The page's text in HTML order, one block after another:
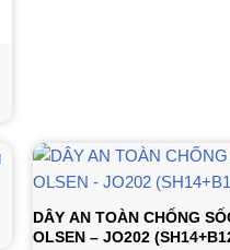
DÂY AN TOÀN CHỐNG
OLSEN – JO202